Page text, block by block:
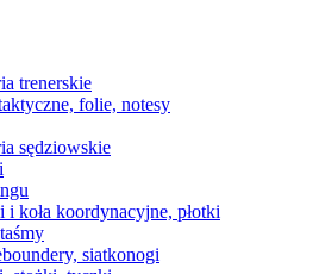
trenerskie
folie, notesy
sędziowskie
i koła koordynacyjne, płotki
siatkonogi